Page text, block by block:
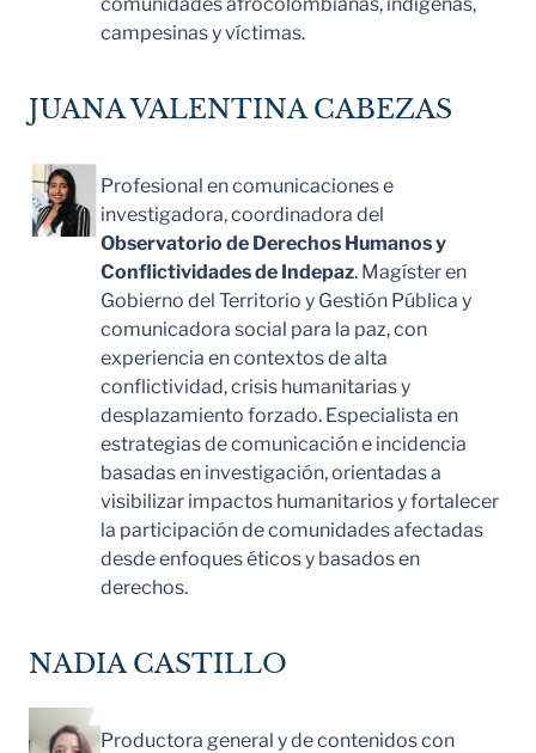
campesinas y víctimas.
JUANA VALENTINA CABEZAS
Profesional en comunicaciones e
investigadora, coordinadora del
Observatorio de Derechos Humanos y
Conflictividades de Indepaz. Magíster en
Gobierno del Territorio y Gestión Pública y
comunicadora social para la paz, con
experiencia en contextos de alta
conflictividad, crisis humanitarias y
desplazamiento forzado. Especialista en
estrategias de comunicación e incidencia
basadas en investigación, orientadas a
visibilizar impactos humanitarios y fortalecer
la participación de comunidades afectadas
desde enfoques éticos y basados en
derechos.
NADIA CASTILLO
Productora general y de contenidos con